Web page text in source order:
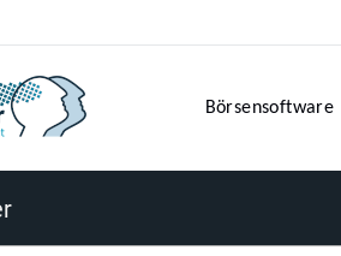
Börsensoftware